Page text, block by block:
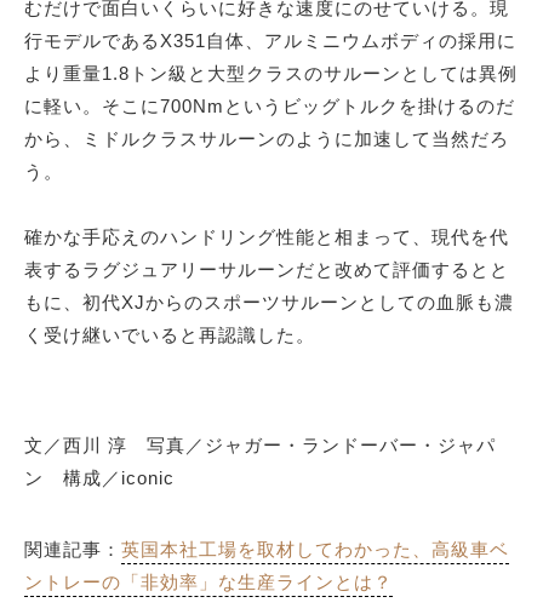
むだけで面白いくらいに好きな速度にのせていける。現
行モデルであるX351自体、アルミニウムボディの採用に
より重量1.8トン級と大型クラスのサルーンとしては異例
に軽い。そこに700Nmというビッグトルクを掛けるのだ
から、ミドルクラスサルーンのように加速して当然だろ
う。
確かな手応えのハンドリング性能と相まって、現代を代
表するラグジュアリーサルーンだと改めて評価するとと
もに、初代XJからのスポーツサルーンとしての血脈も濃
く受け継いでいると再認識した。
文／西川 淳 写真／ジャガー・ランドーバー・ジャパ
ン 構成／iconic
関連記事： 英国本社工場を取材してわかった、高級車ベ
ントレーの「非効率」な生産ラインとは？